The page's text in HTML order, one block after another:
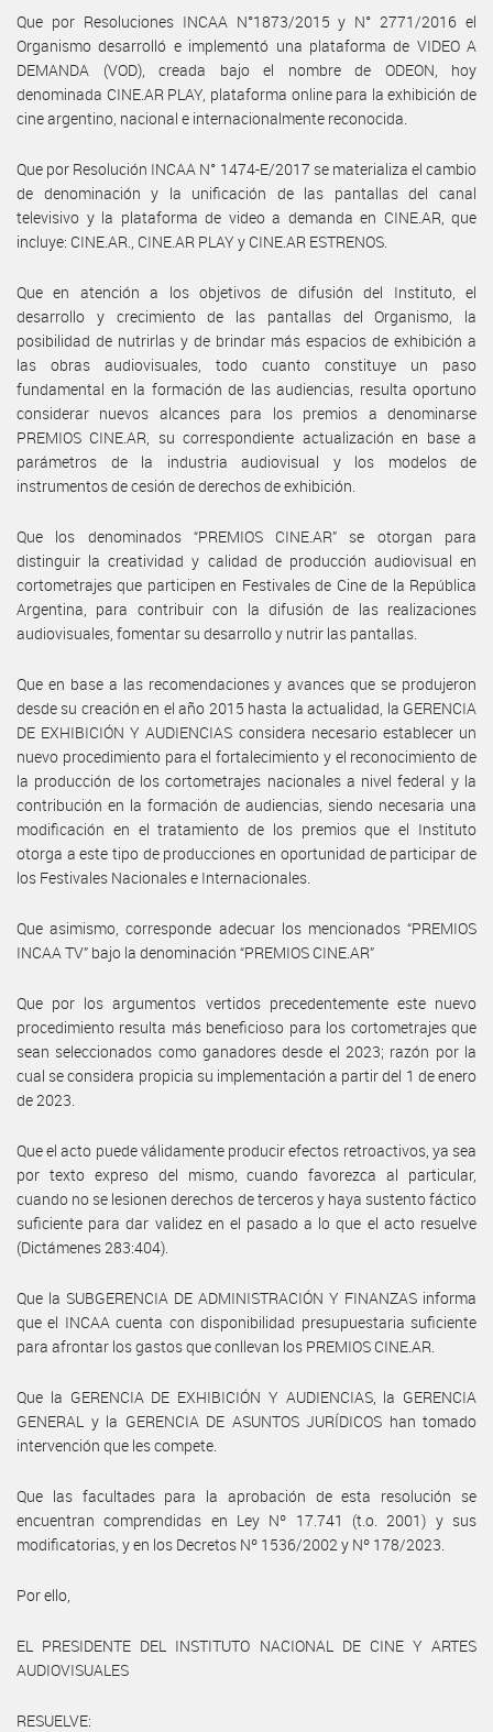
Que por Resoluciones INCAA N°1873/2015 y N° 2771/2016 el
Organismo desarrolló e implementó una plataforma de VIDEO A
DEMANDA (VOD), creada bajo el nombre de ODEON, hoy
denominada CINE.AR PLAY, plataforma online para la exhibición de
cine argentino, nacional e internacionalmente reconocida.
Que por Resolución INCAA N° 1474-E/2017 se materializa el cambio
de denominación y la unificación de las pantallas del canal
televisivo y la plataforma de video a demanda en CINE.AR, que
incluye: CINE.AR., CINE.AR PLAY y CINE.AR ESTRENOS.
Que en atención a los objetivos de difusión del Instituto, el
desarrollo y crecimiento de las pantallas del Organismo, la
posibilidad de nutrirlas y de brindar más espacios de exhibición a
las obras audiovisuales, todo cuanto constituye un paso
fundamental en la formación de las audiencias, resulta oportuno
considerar nuevos alcances para los premios a denominarse
PREMIOS CINE.AR, su correspondiente actualización en base a
parámetros de la industria audiovisual y los modelos de
instrumentos de cesión de derechos de exhibición.
Que los denominados “PREMIOS CINE.AR” se otorgan para
distinguir la creatividad y calidad de producción audiovisual en
cortometrajes que participen en Festivales de Cine de la República
Argentina, para contribuir con la difusión de las realizaciones
audiovisuales, fomentar su desarrollo y nutrir las pantallas.
Que en base a las recomendaciones y avances que se produjeron
desde su creación en el año 2015 hasta la actualidad, la GERENCIA
DE EXHIBICIÓN Y AUDIENCIAS considera necesario establecer un
nuevo procedimiento para el fortalecimiento y el reconocimiento de
la producción de los cortometrajes nacionales a nivel federal y la
contribución en la formación de audiencias, siendo necesaria una
modificación en el tratamiento de los premios que el Instituto
otorga a este tipo de producciones en oportunidad de participar de
los Festivales Nacionales e Internacionales.
Que asimismo, corresponde adecuar los mencionados “PREMIOS
INCAA TV” bajo la denominación “PREMIOS CINE.AR”
Que por los argumentos vertidos precedentemente este nuevo
procedimiento resulta más beneficioso para los cortometrajes que
sean seleccionados como ganadores desde el 2023; razón por la
cual se considera propicia su implementación a partir del 1 de enero
de 2023.
Que el acto puede válidamente producir efectos retroactivos, ya sea
por texto expreso del mismo, cuando favorezca al particular,
cuando no se lesionen derechos de terceros y haya sustento fáctico
suficiente para dar validez en el pasado a lo que el acto resuelve
(Dictámenes 283:404).
Que la SUBGERENCIA DE ADMINISTRACIÓN Y FINANZAS informa
que el INCAA cuenta con disponibilidad presupuestaria suficiente
para afrontar los gastos que conllevan los PREMIOS CINE.AR.
Que la GERENCIA DE EXHIBICIÓN Y AUDIENCIAS, la GERENCIA
GENERAL y la GERENCIA DE ASUNTOS JURÍDICOS han tomado
intervención que les compete.
Que las facultades para la aprobación de esta resolución se
encuentran comprendidas en Ley Nº 17.741 (t.o. 2001) y sus
modificatorias, y en los Decretos Nº 1536/2002 y Nº 178/2023.
Por ello,
EL PRESIDENTE DEL INSTITUTO NACIONAL DE CINE Y ARTES
AUDIOVISUALES
RESUELVE: